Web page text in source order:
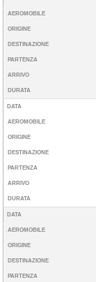
AEROMOBILE
ORIGINE
DESTINAZIONE
PARTENZA
ARRIVO
DURATA
DATA
AEROMOBILE
ORIGINE
DESTINAZIONE
PARTENZA
ARRIVO
DURATA
DATA
AEROMOBILE
ORIGINE
DESTINAZIONE
PARTENZA